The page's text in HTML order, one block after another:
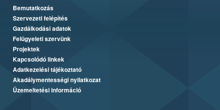
Bemutatkozás
Szervezeti felépítés
Gazdálkodási adatok
Felügyeleti szervünk
Projektek
Kapcsolódó linkek
Adatkezelési tájékoztató
Akadálymentességi nyilatkozat
Üzemeltetési információ